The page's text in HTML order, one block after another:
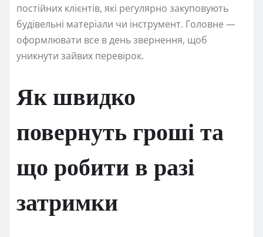
постійних клієнтів, які регулярно закуповують
будівельні матеріали чи інструмент. Головне —
оформлювати все в день звернення, щоб
уникнути зайвих перевірок.
Як швидко
повернуть гроші та
що робити в разі
затримки